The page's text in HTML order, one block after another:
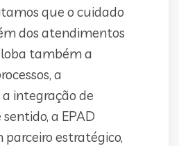
que o cuidado
dos atendimentos
também a
a
integração de
sentido, a EPAD
estratégico,